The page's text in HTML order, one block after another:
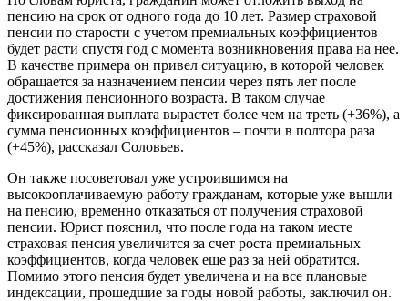
пенсию на срок от одного года до 10 лет. Размер страховой
пенсии по старости с учетом премиальных коэффициентов
будет расти спустя год с момента возникновения права на нее.
В качестве примера он привел ситуацию, в которой человек
обращается за назначением пенсии через пять лет после
достижения пенсионного возраста. В таком случае
фиксированная выплата вырастет более чем на треть (+36%), а
сумма пенсионных коэффициентов – почти в полтора раза
(+45%), рассказал Соловьев.
Он также посоветовал уже устроившимся на
высокооплачиваемую работу гражданам, которые уже вышли
на пенсию, временно отказаться от получения страховой
пенсии. Юрист пояснил, что после года на таком месте
страховая пенсия увеличится за счет роста премиальных
коэффициентов, когда человек еще раз за ней обратится.
Помимо этого пенсия будет увеличена и на все плановые
индексации, прошедшие за годы новой работы, заключил он.